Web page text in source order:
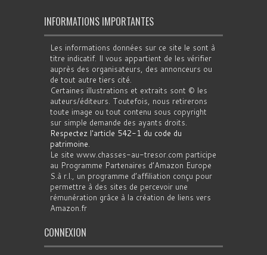
INFORMATIONS IMPORTANTES
Les informations données sur ce site le sont à
titre indicatif. Il vous appartient de les vérifier
auprès des organisateurs, des annonceurs ou
de tout autre tiers cité.
Certaines illustrations et extraits sont © les
auteurs/éditeurs. Toutefois, nous retirerons
toute image ou tout contenu sous copyright
sur simple demande des ayants droits.
Respectez l'article 542-1 du code du
patrimoine.
Le site www.chasses-au-tresor.com participe
au Programme Partenaires d’Amazon Europe
S.à r.l., un programme d’affiliation conçu pour
permettre à des sites de percevoir une
rémunération grâce à la création de liens vers
Amazon.fr
CONNEXION